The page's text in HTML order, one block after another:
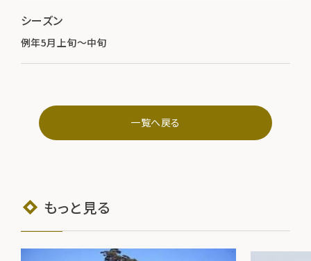
シーズン
例年5月上旬～中旬
一覧へ戻る
もっと見る